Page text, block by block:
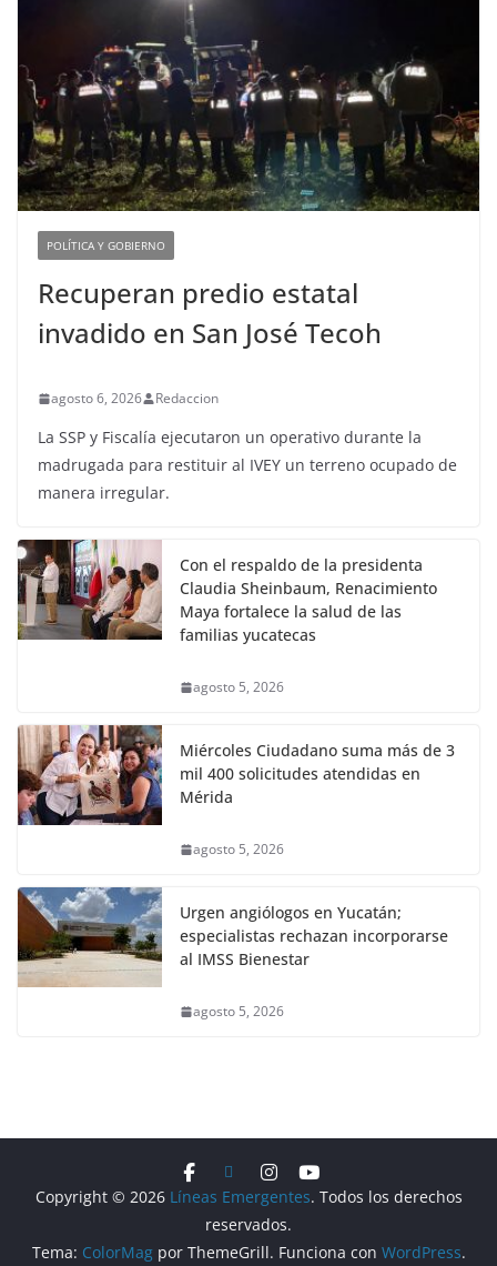
POLÍTICA Y GOBIERNO
Recuperan predio estatal
invadido en San José Tecoh
agosto 6, 2026 Redaccion
La SSP y Fiscalía ejecutaron un operativo durante la
madrugada para restituir al IVEY un terreno ocupado de
manera irregular.
Con el respaldo de la presidenta
Claudia Sheinbaum, Renacimiento
Maya fortalece la salud de las
familias yucatecas
agosto 5, 2026
Miércoles Ciudadano suma más de 3
mil 400 solicitudes atendidas en
Mérida
agosto 5, 2026
Urgen angiólogos en Yucatán;
especialistas rechazan incorporarse
al IMSS Bienestar
agosto 5, 2026
Copyright © 2026 Líneas Emergentes. Todos los derechos
reservados.
Tema: ColorMagpor ThemeGrill. Funciona con WordPress.